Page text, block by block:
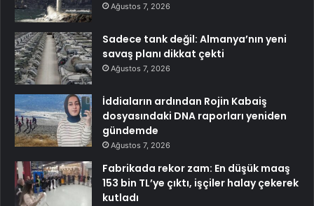
Ağustos 7, 2026
Sadece tank değil: Almanya’nın yeni
savaş planı dikkat çekti
Ağustos 7, 2026
İddiaların ardından Rojin Kabaiş
dosyasındaki DNA raporları yeniden
gündemde
Ağustos 7, 2026
Fabrikada rekor zam: En düşük maaş
153 bin TL’ye çıktı, işçiler halay çekerek
kutladı